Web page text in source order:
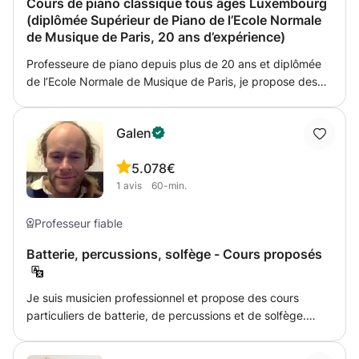
(diplômée Supérieur de Piano de l’Ecole Normale
de Musique de Paris, 20 ans d’expérience)
Professeure de piano depuis plus de 20 ans et diplômée
de l’Ecole Normale de Musique de Paris, je propose des
m’ont appris à connaître et à apprécier diverses méthodes
depuis mon plus jeune âge : aujourd’hui professeure de
piano et solfège pour tous âge (principalement pour
jeunes enfants), j’aime à transmettre ce que j’ai pu
souhaits de chaque élève. J'organise régulièrement des
élèves. Possibilité de donner les cours en français /
anglais / chinois **Pas de cours pendant les vacances
scolaires et les jours fériés.
Galen
5.0
1 avis
78€
60-min.
Professeur fiable
Batterie, percussions, solfège - Cours proposés
Je suis musicien professionnel et propose des cours
particuliers de batterie, de percussions et de solfège.